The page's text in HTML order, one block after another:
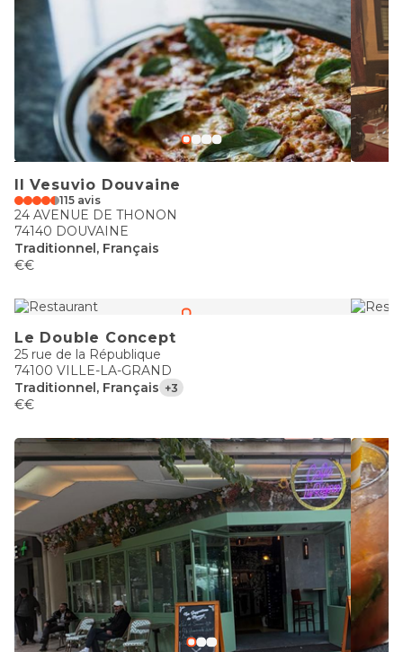
Il Vesuvio Douvaine
115 avis
24 AVENUE DE THONON
74140 DOUVAINE
Traditionnel, Français
€€
Le Double Concept
25 rue de la République
74100 VILLE-LA-GRAND
Traditionnel, Français +3
€€